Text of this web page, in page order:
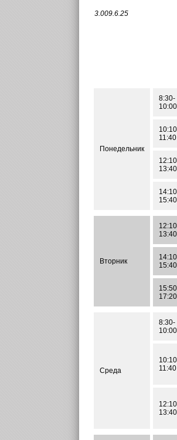
3.009.6.25
Понедельник
8:30-
10:00
11:40
13:40
15:40
Вторник
13:40
15:40
17:20
Среда
8:30-
10:00
11:40
13:40